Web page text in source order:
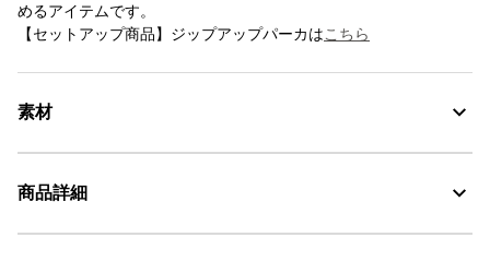
めるアイテムです。
【セットアップ商品】ジップアップパーカはこちら
素材
素材の特徴
商品詳細